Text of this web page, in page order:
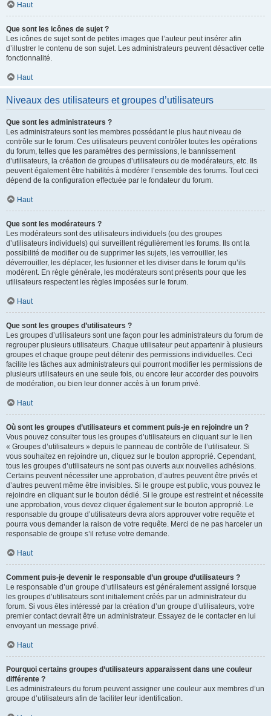
Haut
Que sont les icônes de sujet ?
Les icônes de sujet sont de petites images que l’auteur peut insérer afin
d’illustrer le contenu de son sujet. Les administrateurs peuvent désactiver cette
fonctionnalité.
Haut
Niveaux des utilisateurs et groupes d’utilisateurs
Que sont les administrateurs ?
Les administrateurs sont les membres possédant le plus haut niveau de
contrôle sur le forum. Ces utilisateurs peuvent contrôler toutes les opérations
du forum, telles que les paramètres des permissions, le bannissement
d’utilisateurs, la création de groupes d’utilisateurs ou de modérateurs, etc. Ils
peuvent également être habilités à modérer l’ensemble des forums. Tout ceci
dépend de la configuration effectuée par le fondateur du forum.
Haut
Que sont les modérateurs ?
Les modérateurs sont des utilisateurs individuels (ou des groupes
d’utilisateurs individuels) qui surveillent régulièrement les forums. Ils ont la
possibilité de modifier ou de supprimer les sujets, les verrouiller, les
déverrouiller, les déplacer, les fusionner et les diviser dans le forum qu’ils
modèrent. En règle générale, les modérateurs sont présents pour que les
utilisateurs respectent les règles imposées sur le forum.
Haut
Que sont les groupes d’utilisateurs ?
Les groupes d’utilisateurs sont une façon pour les administrateurs du forum de
regrouper plusieurs utilisateurs. Chaque utilisateur peut appartenir à plusieurs
groupes et chaque groupe peut détenir des permissions individuelles. Ceci
facilite les tâches aux administrateurs qui pourront modifier les permissions de
plusieurs utilisateurs en une seule fois, ou encore leur accorder des pouvoirs
de modération, ou bien leur donner accès à un forum privé.
Haut
Où sont les groupes d’utilisateurs et comment puis-je en rejoindre un ?
Vous pouvez consulter tous les groupes d’utilisateurs en cliquant sur le lien
« Groupes d’utilisateurs » depuis le panneau de contrôle de l’utilisateur. Si
vous souhaitez en rejoindre un, cliquez sur le bouton approprié. Cependant,
tous les groupes d’utilisateurs ne sont pas ouverts aux nouvelles adhésions.
Certains peuvent nécessiter une approbation, d’autres peuvent être privés et
d’autres peuvent même être invisibles. Si le groupe est public, vous pouvez le
rejoindre en cliquant sur le bouton dédié. Si le groupe est restreint et nécessite
une approbation, vous devez cliquer également sur le bouton approprié. Le
responsable du groupe d’utilisateurs devra alors approuver votre requête et
pourra vous demander la raison de votre requête. Merci de ne pas harceler un
responsable de groupe s’il refuse votre demande.
Haut
Comment puis-je devenir le responsable d’un groupe d’utilisateurs ?
Le responsable d’un groupe d’utilisateurs est généralement assigné lorsque
les groupes d’utilisateurs sont initialement créés par un administrateur du
forum. Si vous êtes intéressé par la création d’un groupe d’utilisateurs, votre
premier contact devrait être un administrateur. Essayez de le contacter en lui
envoyant un message privé.
Haut
Pourquoi certains groupes d’utilisateurs apparaissent dans une couleur
différente ?
Les administrateurs du forum peuvent assigner une couleur aux membres d’un
groupe d’utilisateurs afin de faciliter leur identification.